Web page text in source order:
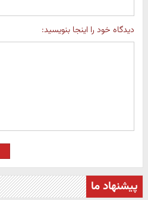
دیدگاه خود را اینجا بنویسید:
پیشنهاد ما